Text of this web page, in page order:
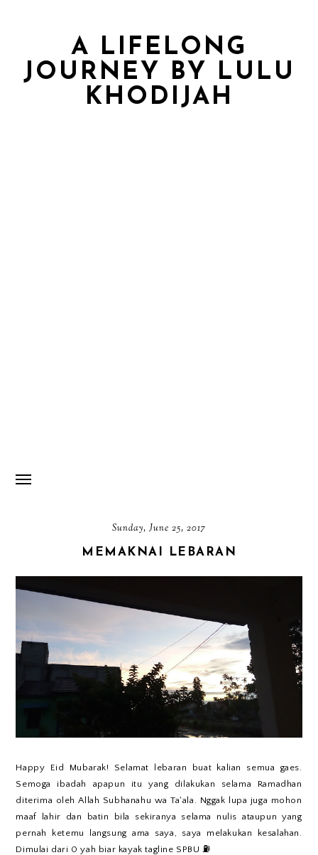
A LIFELONG
JOURNEY BY LULU
KHODIJAH
Sunday, June 25, 2017
MEMAKNAI LEBARAN
Happy Eid Mubarak! Selamat lebaran buat kalian semua gaes.
Semoga ibadah apapun itu yang dilakukan selama Ramadhan
diterima oleh Allah Subhanahu wa Ta'ala. Nggak lupa juga mohon
maaf lahir dan batin bila sekiranya selama nulis ataupun yang
pernah ketemu langsung ama saya, saya melakukan kesalahan.
Dimulai dari 0 yah biar kayak tagline SPBU ⛽